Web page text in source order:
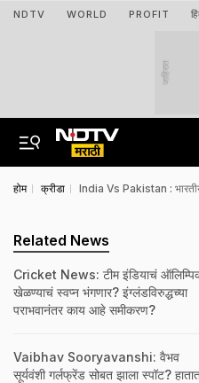
NDTV WORLD PROFIT
जाहिरात
होम क्रीडा India Vs Pakistan :
Related News
Cricket News: टीम इंडियाचं
खेळण्याचं स्वप्न भंगणार? इंग्लंडविरुद्धच्या
पराभवानंतर काय आहे समीकरण?
Vaibhav Sooryavanshi: वैभव
सूर्यवंशी गर्लफ्रेंड सोबत झाला स्पॉट?